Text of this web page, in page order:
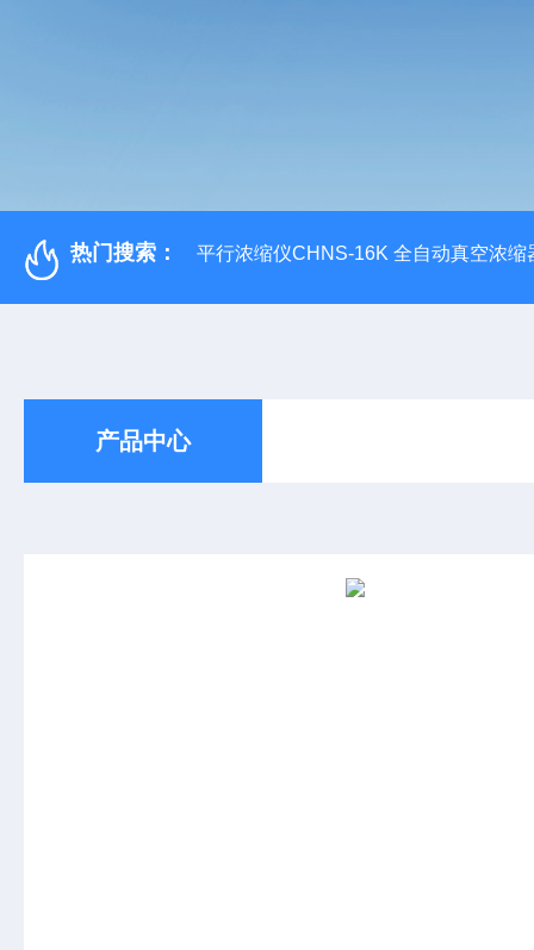
热门搜索： 平行浓缩仪CHNS-16K 全自动真空浓缩
产品中心